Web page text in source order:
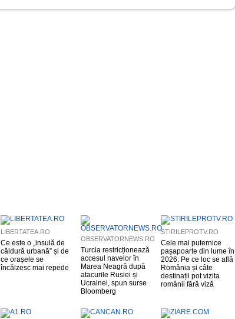
LIBERTATEA.RO
Ce este o „insulă de
căldură urbană” și de
ce orașele se
încălzesc mai repede
OBSERVATORNEWS.RO
Turcia restricționează
accesul navelor în
Marea Neagră după
atacurile Rusiei și
Ucrainei, spun surse
Bloomberg
STIRILEPROTV.RO
Cele mai puternice
pașapoarte din lume în
2026. Pe ce loc se află
România și câte
destinații pot vizita
românii fără viză